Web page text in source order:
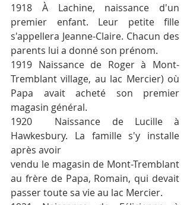
1918 À Lachine, naissance d'un
premier enfant. Leur petite fille
s'appellera Jeanne-Claire. Chacun des
parents lui a donné son prénom.
1919 Naissance de Roger à Mont-
Tremblant village, au lac Mercier) où
Papa avait acheté son premier
magasin général.
1920  Naissance de Lucille à
Hawkesbury. La famille s'y installe
après avoir
vendu le magasin de Mont-Tremblant
au frère de Papa, Romain, qui devait
passer toute sa vie au lac Mercier.